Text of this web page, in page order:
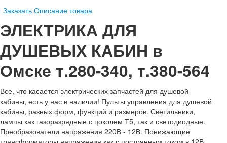
Заказать Описание товара
ЭЛЕКТРИКА ДЛЯ
ДУШЕВЫХ КАБИН в
Омске т.280-340, т.380-564
Все, что касается электрических запчастей для душевой
кабины, есть у нас в наличии! Пульты управления для душевой
кабины, разных форм, функций и размеров. Светильники,
лампы как газоразрядные с цоколем Т5, так и светодиодные.
Преобразователи напряжения 220В - 12В. Понижающие